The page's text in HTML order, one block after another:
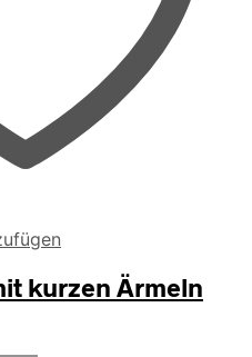
kurzen Ärmeln